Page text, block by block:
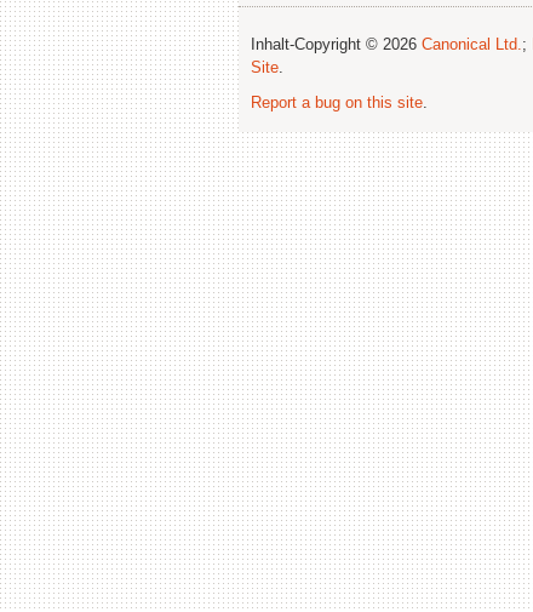
Inhalt-Copyright © 2026 Canonical Ltd.;
Site.
Report a bug on this site.